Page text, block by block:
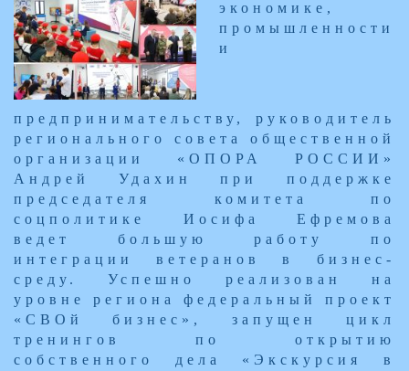
экономике,
промышленности
и
предпринимательству, руководитель
регионального совета общественной
организации «ОПОРА РОССИИ»
Андрей Удахин при поддержке
председателя комитета по
соцполитике Иосифа Ефремова
ведет большую работу по
интеграции ветеранов в бизнес-
среду. Успешно реализован на
уровне региона федеральный проект
«СВОй бизнес», запущен цикл
тренингов по открытию
собственного дела «Экскурсия в